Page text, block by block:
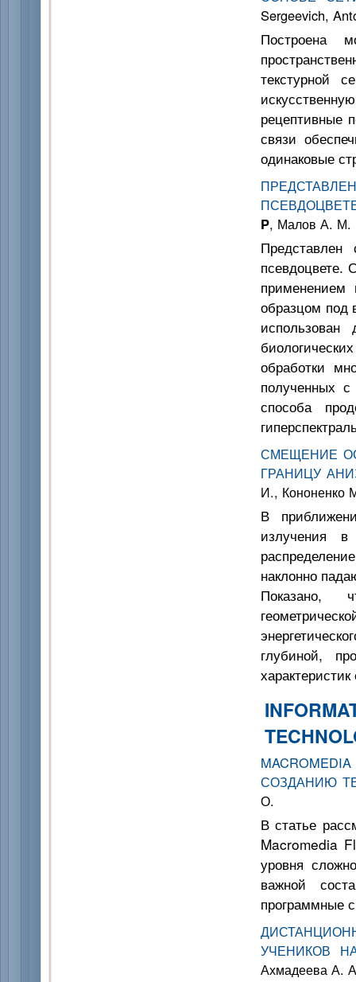
Sergeevich,
Построена
текстурной
рецептивные
связи
одинаковые
P, Малов А. М.
Представлен
псевдоцвете.
применением
образцом под
использован
обработки
полученных
способа
СМЕЩЕНИЕ
ГРАНИЦУ
И., Кононенко
В
излучения
наклонно
Показано,
глубиной,
СОЗДАНИЮ
О.
В статье
Macromedia
уровня
важной
программные
УЧЕНИКОВ
Ахмадеева А.